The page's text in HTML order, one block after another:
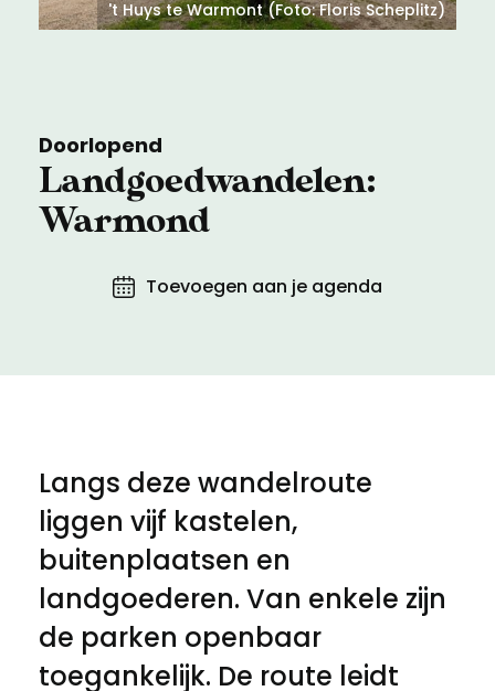
Voorwaarden
Landgoedwandelen:
Warmond
Doorlopend
Toevoegen aan je agenda
't Huys te Warmont (Foto: Floris Scheplitz)
Langs deze wandelroute
liggen vijf kastelen,
buitenplaatsen en
landgoederen. Van enkele zijn
de parken openbaar
toegankelijk. De route leidt